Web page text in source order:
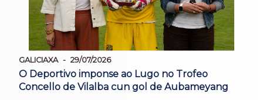
GALICIAXA 29/07/2026
O Deportivo imponse ao Lugo no Trofeo
Concello de Vilalba cun gol de Aubameyang